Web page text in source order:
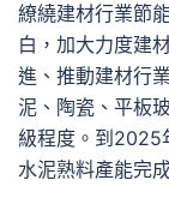
繚繞建材行業節
白，加大力度建
進、推動建材行
泥、陶瓷、平板
級程度。到2025
水泥熟料產能完